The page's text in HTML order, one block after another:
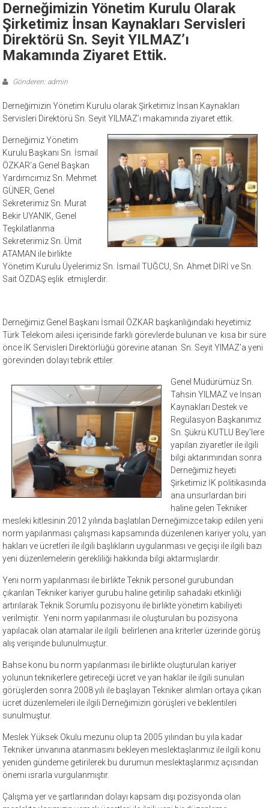
Derneğimizin Yönetim Kurulu Olarak
Şirketimiz İnsan Kaynakları Servisleri
Direktörü Sn. Seyit YILMAZ’ı
Makamında Ziyaret Ettik.
Gönderen: admin
Derneğimizin Yönetim Kurulu olarak Şirketimiz İnsan Kaynakları
Servisleri Direktörü Sn. Seyit YILMAZ’ı makamında ziyaret ettik.
Derneğimiz Yönetim
Kurulu Başkanı Sn. İsmail
ÖZKAR’a Genel Başkan
Yardımcımız Sn. Mehmet
GÜNER, Genel
Sekreterimiz Sn. Murat
Bekir UYANIK, Genel
Teşkilatlanma
Sekreterimiz Sn. Ümit
ATAMAN ile birlikte
Yönetim Kurulu Üyelerimiz Sn. İsmail TUĞCU, Sn. Ahmet DİRİ ve Sn.
Sait ÖZDAŞ eşlik etmişlerdir.
Derneğimiz Genel Başkanı İsmail ÖZKAR başkanlığındaki heyetimiz
Türk Telekom ailesi içerisinde farklı görevlerde bulunan ve kısa bir süre
önce İK Servisleri Direktörlüğü görevine atanan Sn. Seyit YIMAZ’a yeni
görevinden dolayı tebrik ettiler.
Genel Müdürümüz Sn.
Tahsin YILMAZ ve İnsan
Kaynakları Destek ve
Regülasyon Başkanımız
Sn. Şükrü KUTLU Bey'lere
yapılan ziyaretler ile ilgili
bilgi aktarımından sonra
Derneğimiz heyeti
Şirketimiz İK politikasında
ana unsurlardan biri
haline gelen Tekniker
mesleki kitlesinin 2012 yılında başlatılan Derneğimizce takip edilen yeni
norm yapılanması çalışması kapsamında düzenlenen kariyer yolu, yan
hakları ve ücretleri ile ilgili başlıkların uygulanması ve geçişi ile ilgili bazı
yeni düzenlemelerin gerekliliği hakkında bilgi aktarmışlardır.
Yeni norm yapılanması ile birlikte Teknik personel gurubundan
çıkarılan Tekniker kariyer gurubu haline getirilip sahadaki etkinliği
artırılarak Teknik Sorumlu pozisyonu ile birlikte yönetim kabiliyeti
verilmiştir. Yeni norm yapılanması ile oluşturulan bu pozisyona
yapılacak olan atamalar ile ilgili belirlenen ana kriterler üzerinde görüş
alış verişinde bulunulmuştur.
Bahse konu bu norm yapılanması ile birlikte oluşturulan kariyer
yolunun teknikerlere getireceği ücret ve yan haklar ile ilgili sunulan
görüşlerden sonra 2008 yılı ile başlayan Tekniker alımları ortaya çıkan
ücret düzenlemeleri ile ilgili Derneğimizin görüşleri ve beklentileri
sunulmuştur.
Meslek Yüksek Okulu mezunu olup ta 2005 yılından bu yıla kadar
Tekniker ünvanına atanmasını bekleyen meslektaşlarımız ile ilgili konu
yeniden gündeme getirilerek bu durumun meslektaşlarımız açısından
önemi ısrarla vurgulanmıştır.
Çalışma yer ve şartlarından dolayı kapsam dışı pozisyonda olan